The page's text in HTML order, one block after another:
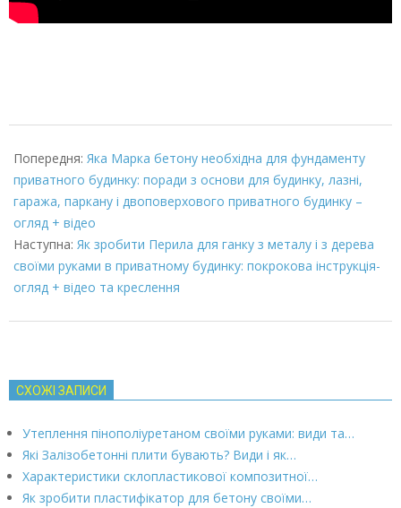
02-
03
Попередня: Яка Марка бетону необхідна для фундаменту
приватного будинку: поради з основи для будинку, лазні,
гаража, паркану і двоповерхового приватного будинку –
огляд + відео
Наступна: Як зробити Перила для ганку з металу і з дерева
своїми руками в приватному будинку: покрокова інструкція-
огляд + відео та креслення
СХОЖІ ЗАПИСИ
Утеплення пінополіуретаном своїми руками: види та…
Які Залізобетонні плити бувають? Види і як…
Характеристики склопластикової композитної…
Як зробити пластифікатор для бетону своїми…